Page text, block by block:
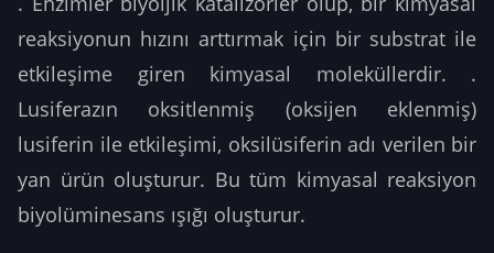
reaksiyonun hızını arttırmak için bir substrat ile
etkileşime giren kimyasal moleküllerdir. .
Lusiferazın oksitlenmiş (oksijen eklenmiş)
lusiferin ile etkileşimi, oksilüsiferin adı verilen bir
yan ürün oluşturur. Bu tüm kimyasal reaksiyon
biyolüminesans ışığı oluşturur.